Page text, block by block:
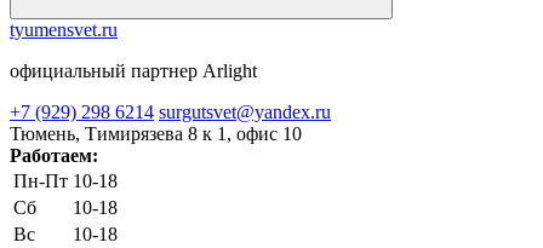
tyumensvet.ru
официальный партнер Arlight
+7 (929) 298 6214 surgutsvet@yandex.ru
Тюмень, Тимирязева 8 к 1, офис 10
Работаем:
Пн-Пт 10-18
Сб
10-18
Вс
10-18